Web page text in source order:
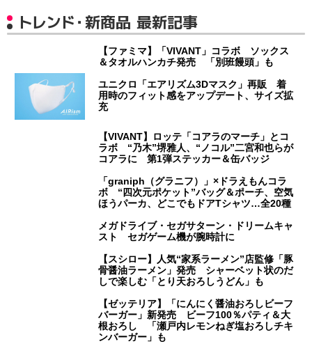
トレンド・新商品 最新記事
【ファミマ】「VIVANT」コラボ ソックス
＆タオルハンカチ発売 「別班饅頭」も
ユニクロ「エアリズム3Dマスク」再販 着
用時のフィット感をアップデート、サイズ拡
充
【VIVANT】ロッテ「コアラのマーチ」とコ
ラボ “乃木”堺雅人、“ノコル”二宮和也らが
コアラに 第1弾ステッカー＆缶バッジ
「graniph（グラニフ）」×ドラえもんコラ
ボ “四次元ポケット”バッグ＆ポーチ、空気
ほうパーカ、どこでもドアTシャツ…全20種
メガドライブ・セガサターン・ドリームキャ
スト セガゲーム機が腕時計に
【スシロー】人気“家系ラーメン”店監修「豚
骨醤油ラーメン」発売 シャーベット状のだ
しで楽しむ「とり天おろしうどん」も
【ゼッテリア】「にんにく醤油おろしビーフ
バーガー」新発売 ビーフ100％パティ＆大
根おろし 「瀬戸内レモンねぎ塩おろしチキ
ンバーガー」も